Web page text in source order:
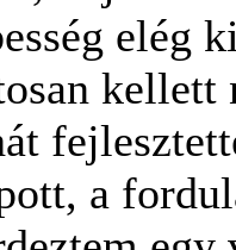
elég
kellett
a